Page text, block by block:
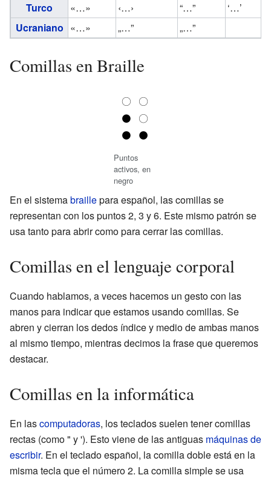
Turco «…» ‹…› “…”
‘…’
Ucraniano «…» „…” „…”
Comillas en Braille
Puntos
activos, en
negro
En el sistemabraillepara español, las comillas se
representan con los puntos 2, 3 y 6. Este mismo patrón se
usa tanto para abrir como para cerrar las comillas.
Comillas en el lenguaje corporal
Cuando hablamos, a veces hacemos un gesto con las
manos para indicar que estamos usando comillas. Se
abren y cierran los dedos índice y medio de ambas manos
al mismo tiempo, mientras decimos la frase que queremos
destacar.
Comillas en la informática
En lascomputadoras, los teclados suelen tener comillas
rectas (como " y '). Esto viene de las antiguas máquinas de
escribir. En el teclado español, la comilla doble está en la
misma tecla que el número 2. La comilla simple se usa